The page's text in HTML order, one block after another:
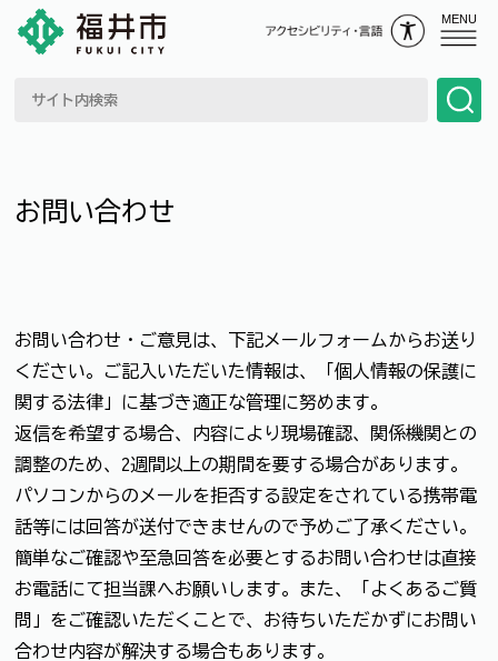
MENU
お問い合わせ
お問い合わせ・ご意見は、下記メールフォームからお送り
ください。ご記入いただいた情報は、「個人情報の保護に
関する法律」に基づき適正な管理に努めます。
返信を希望する場合、内容により現場確認、関係機関との
調整のため、2週間以上の期間を要する場合があります。
パソコンからのメールを拒否する設定をされている携帯電
話等には回答が送付できませんので予めご了承ください。
簡単なご確認や至急回答を必要とするお問い合わせは直接
お電話にて担当課へお願いします。また、「よくあるご質
問」をご確認いただくことで、お待ちいただかずにお問い
合わせ内容が解決する場合もあります。